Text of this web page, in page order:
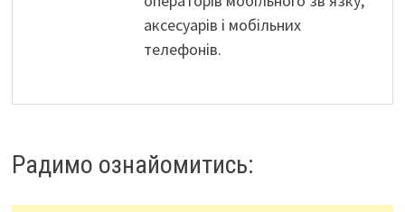
аксесуарів і мобільних
телефонів.
Радимо ознайомитись: